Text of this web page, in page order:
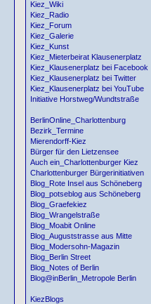
Kiez_Wiki
Kiez_Radio
Kiez_Forum
Kiez_Galerie
Kiez_Kunst
Kiez_Mieterbeirat Klausenerplatz
Kiez_Klausenerplatz bei Facebook
Kiez_Klausenerplatz bei Twitter
Kiez_Klausenerplatz bei YouTube
Initiative Horstweg/Wundtstraße
BerlinOnline_Charlottenburg
Bezirk_Termine
Mierendorff-Kiez
Bürger für den Lietzensee
Auch ein_Charlottenburger Kiez
Charlottenburger Bürgerinitiativen
Blog_Rote Insel aus Schöneberg
Blog_potseblog aus Schöneberg
Blog_Graefekiez
Blog_Wrangelstraße
Blog_Moabit Online
Blog_Auguststrasse aus Mitte
Blog_Modersohn-Magazin
Blog_Berlin Street
Blog_Notes of Berlin
Blog@inBerlin_Metropole Berlin
KiezBlogs